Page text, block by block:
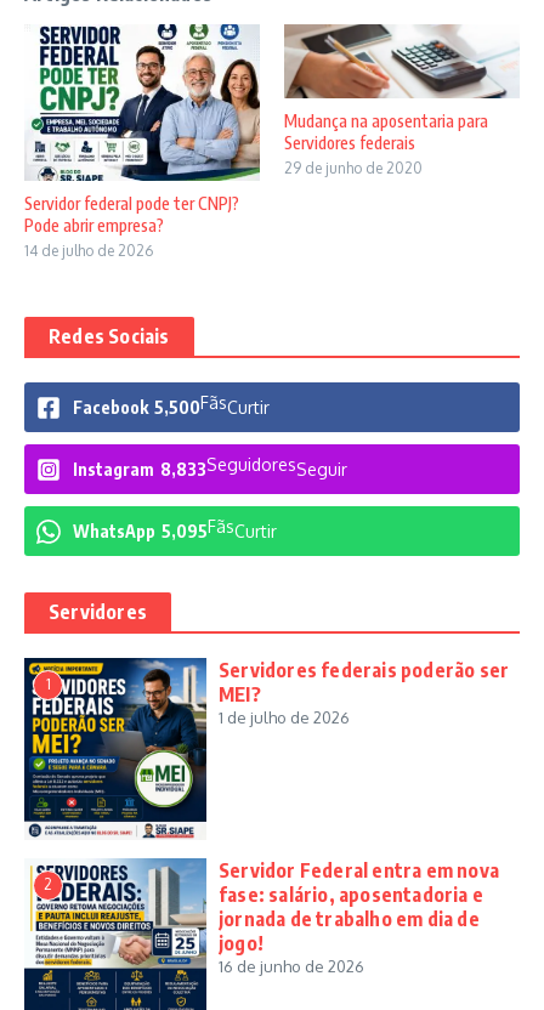
Servidor federal pode ter CNPJ?
Pode abrir empresa?
14 de julho de 2026
Mudança na aposentaria para
Servidores federais
29 de junho de 2020
Redes Sociais
Facebook 5,500FãsCurtir
Instagram 8,833SeguidoresSeguir
WhatsApp 5,095FãsCurtir
Servidores
1
Servidores federais poderão ser
MEI?
1 de julho de 2026
2
Servidor Federal entra em nova
fase: salário, aposentadoria e
jornada de trabalho em dia de
jogo!
16 de junho de 2026